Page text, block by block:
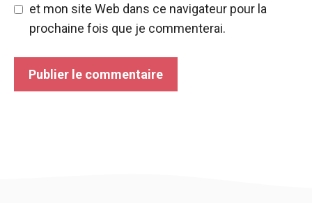
et mon site Web dans ce navigateur pour la
prochaine fois que je commenterai.